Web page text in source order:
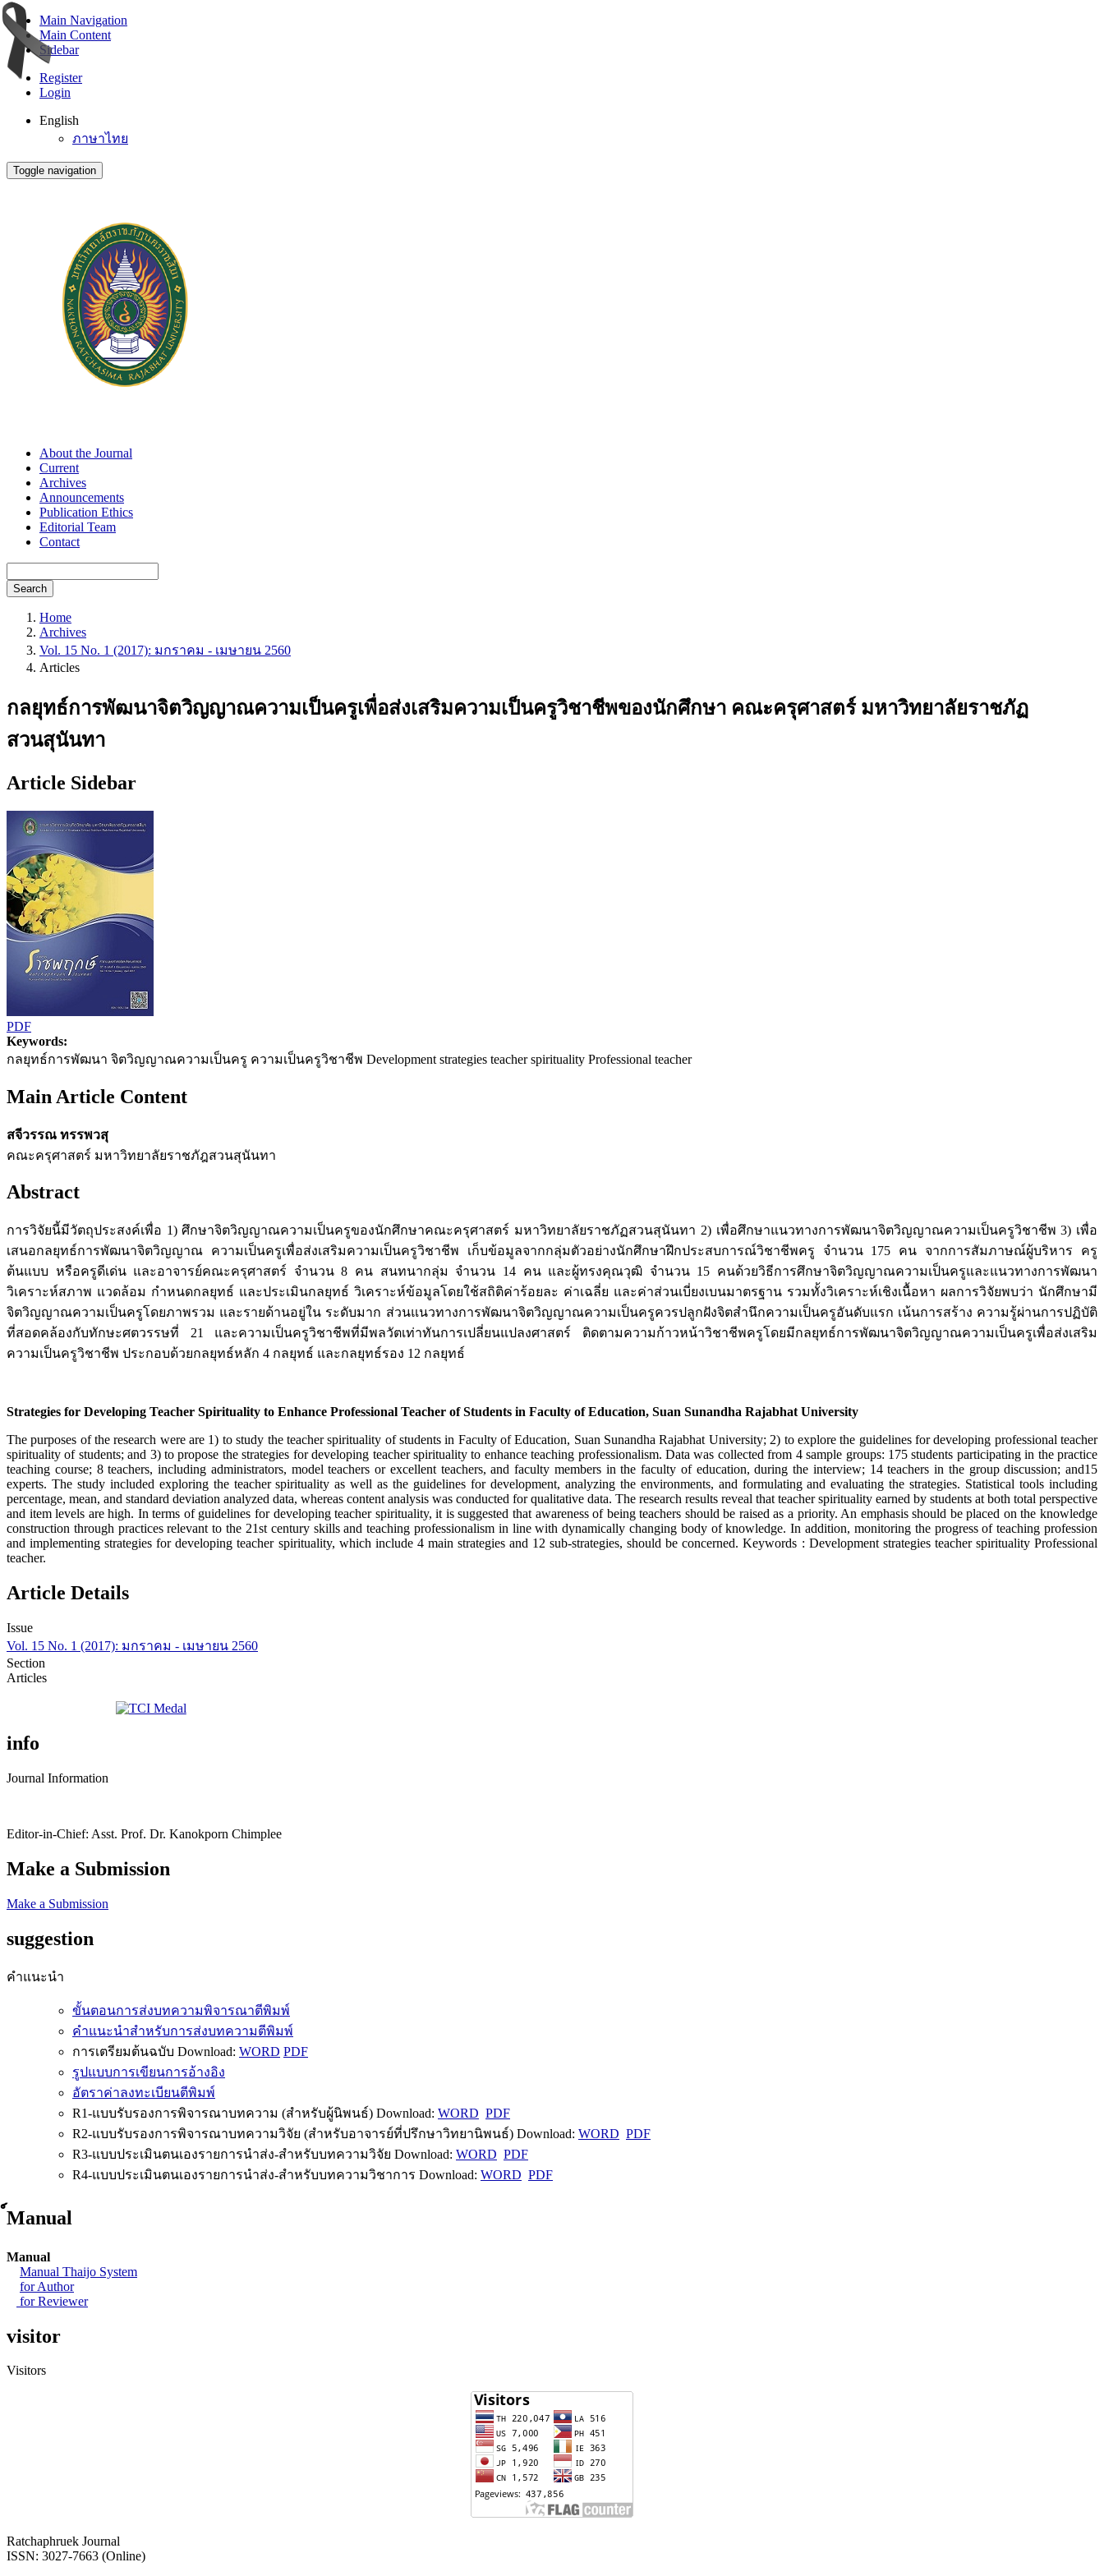
Main Navigation
Main Content
Sidebar
Register
Login
English
ภาษาไทย
Toggle navigation
About the Journal
Current
Archives
Announcements
Publication Ethics
Editorial Team
Contact
Search
Home
Archives
Vol. 15 No. 1 (2017): มกราคม - เมษายน 2560
Articles
กลยุทธ์การพัฒนาจิตวิญญาณความเป็นครูเพื่อส่งเสริมความเป็นครูวิชาชีพของนักศึกษา คณะครุศาสตร์ มหาวิทยาลัยราชภัฏ
สวนสุนันทา
Article Sidebar
PDF
Keywords:
กลยุทธ์การพัฒนา จิตวิญญาณความเป็นครู ความเป็นครูวิชาชีพ Development strategies teacher spirituality Professional teacher
Main Article Content
สจีวรรณ ทรรพวสุ
คณะครุศาสตร์ มหาวิทยาลัยราชภัฎสวนสุนันทา
Abstract
การวิจัยนี้มีวัตถุประสงค์เพื่อ 1) ศึกษาจิตวิญญาณความเป็นครูของนักศึกษาคณะครุศาสตร์ มหาวิทยาลัยราชภัฏสวนสุนันทา 2) เพื่อศึกษาแนวทางการพัฒนาจิตวิญญาณความเป็นครูวิชาชีพ 3) เพื่อ
เสนอกลยุทธ์การพัฒนาจิตวิญญาณ ความเป็นครูเพื่อส่งเสริมความเป็นครูวิชาชีพ เก็บข้อมูลจากกลุ่มตัวอย่างนักศึกษาฝึกประสบการณ์วิชาชีพครู จำนวน 175 คน จากการสัมภาษณ์ผู้บริหาร ครู
ต้นแบบ หรือครูดีเด่น และอาจารย์คณะครุศาสตร์ จำนวน 8 คน สนทนากลุ่ม จำนวน 14 คน และผู้ทรงคุณวุฒิ จำนวน 15 คนด้วยวิธีการศึกษาจิตวิญญาณความเป็นครูและแนวทางการพัฒนา
วิเคราะห์สภาพ แวดล้อม กำหนดกลยุทธ์ และประเมินกลยุทธ์ วิเคราะห์ข้อมูลโดยใช้สถิติค่าร้อยละ ค่าเฉลี่ย และค่าส่วนเบี่ยงเบนมาตรฐาน รวมทั้งวิเคราะห์เชิงเนื้อหา ผลการวิจัยพบว่า นักศึกษามี
จิตวิญญาณความเป็นครูโดยภาพรวม และรายด้านอยู่ใน ระดับมาก ส่วนแนวทางการพัฒนาจิตวิญญาณความเป็นครูควรปลูกฝังจิตสำนึกความเป็นครูอันดับแรก เน้นการสร้าง ความรู้ผ่านการปฏิบัติ
ที่สอดคล้องกับทักษะศตวรรษที่ 21 และความเป็นครูวิชาชีพที่มีพลวัตเท่าทันการเปลี่ยนแปลงศาสตร์ ติดตามความก้าวหน้าวิชาชีพครูโดยมีกลยุทธ์การพัฒนาจิตวิญญาณความเป็นครูเพื่อส่งเสริม
ความเป็นครูวิชาชีพ ประกอบด้วยกลยุทธ์หลัก 4 กลยุทธ์ และกลยุทธ์รอง 12 กลยุทธ์
Strategies for Developing Teacher Spirituality to Enhance Professional Teacher of Students in Faculty of Education, Suan Sunandha Rajabhat University
The purposes of the research were are 1) to study the teacher spirituality of students in Faculty of Education, Suan Sunandha Rajabhat University; 2) to explore the guidelines for developing professional teacher
spirituality of students; and 3) to propose the strategies for developing teacher spirituality to enhance teaching professionalism. Data was collected from 4 sample groups: 175 students participating in the practice
teaching course; 8 teachers, including administrators, model teachers or excellent teachers, and faculty members in the faculty of education, during the interview; 14 teachers in the group discussion; and15
experts. The study included exploring the teacher spirituality as well as the guidelines for development, analyzing the environments, and formulating and evaluating the strategies. Statistical tools including
percentage, mean, and standard deviation analyzed data, whereas content analysis was conducted for qualitative data. The research results reveal that teacher spirituality earned by students at both total perspective
and item levels are high. In terms of guidelines for developing teacher spirituality, it is suggested that awareness of being teachers should be raised as a priority. An emphasis should be placed on the knowledge
construction through practices relevant to the 21st century skills and teaching professionalism in line with dynamically changing body of knowledge. In addition, monitoring the progress of teaching profession
and implementing strategies for developing teacher spirituality, which include 4 main strategies and 12 sub-strategies, should be concerned. Keywords : Development strategies teacher spirituality Professional
teacher.
Article Details
Issue
Vol. 15 No. 1 (2017): มกราคม - เมษายน 2560
Section
Articles
info
Journal Information
Editor-in-Chief: Asst. Prof. Dr. Kanokporn Chimplee
Make a Submission
Make a Submission
suggestion
คำแนะนำ
ขั้นตอนการส่งบทความพิจารณาตีพิมพ์
คำแนะนำสำหรับการส่งบทความตีพิมพ์
การเตรียมต้นฉบับ Download: WORD PDF
รูปแบบการเขียนการอ้างอิง
อัตราค่าลงทะเบียนตีพิมพ์
R1-แบบรับรองการพิจารณาบทความ (สำหรับผู้นิพนธ์) Download: WORD PDF
R2-แบบรับรองการพิจารณาบทความวิจัย (สำหรับอาจารย์ที่ปรึกษาวิทยานิพนธ์) Download: WORD PDF
R3-แบบประเมินตนเองรายการนำส่ง-สำหรับบทความวิจัย Download: WORD PDF
R4-แบบประเมินตนเองรายการนำส่ง-สำหรับบทความวิชาการ Download: WORD PDF
์Manual
Manual
Manual Thaijo System
for Author
for Reviewer
visitor
Visitors
Ratchaphruek Journal
ISSN: 3027-7663 (Online)